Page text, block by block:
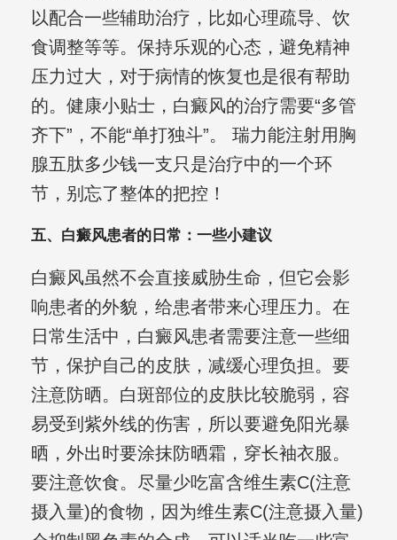
以配合一些辅助治疗，比如心理疏导、饮
食调整等等。保持乐观的心态，避免精神
压力过大，对于病情的恢复也是很有帮助
的。健康小贴士，白癜风的治疗需要“多管
齐下”，不能“单打独斗”。 瑞力能注射用胸
腺五肽多少钱一支只是治疗中的一个环
节，别忘了整体的把控！
五、白癜风患者的日常：一些小建议
白癜风虽然不会直接威胁生命，但它会影
响患者的外貌，给患者带来心理压力。在
日常生活中，白癜风患者需要注意一些细
节，保护自己的皮肤，减缓心理负担。要
注意防晒。白斑部位的皮肤比较脆弱，容
易受到紫外线的伤害，所以要避免阳光暴
晒，外出时要涂抹防晒霜，穿长袖衣服。
要注意饮食。尽量少吃富含维生素C(注意
摄入量)的食物，因为维生素C(注意摄入量)